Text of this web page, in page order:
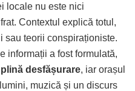
locale nu este nici
Contextul explică totul,
sau teorii conspiraționiste.
informații a fost formulată,
desfășurare, iar orașul
muzică și un discurs